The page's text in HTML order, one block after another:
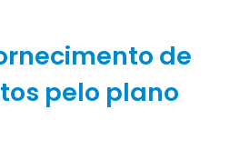
de
pelo plano